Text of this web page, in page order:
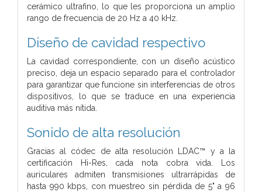
cerámico ultrafino,
lo que les proporciona un amplio
rango de frecuencia de 20 Hz a 40 kHz.
Diseño de cavidad respectivo
La cavidad correspondiente, con un diseño acústico
preciso, deja un espacio separado para el controlador
para garantizar que funcione sin interferencias de otros
dispositivos,
lo que se traduce en una experiencia
auditiva más nítida.
Sonido de alta resolución
Gracias al códec de alta resolución LDAC™ y a la
certificación Hi-Res, cada nota cobra vida.
Los
auriculares admiten transmisiones ultrarrápidas de
hasta 990 kbps, con muestreo sin pérdida de 5" a 96